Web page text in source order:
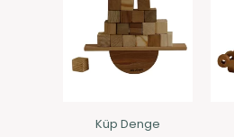
Küp Denge